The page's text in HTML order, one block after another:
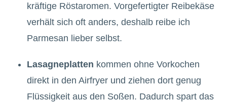
kräftige Röstaromen. Vorgefertigter Reibekäse
verhält sich oft anders, deshalb reibe ich
Parmesan lieber selbst.
Lasagneplatten kommen ohne Vorkochen
direkt in den Airfryer und ziehen dort genug
Flüssigkeit aus den Soßen. Dadurch spart das